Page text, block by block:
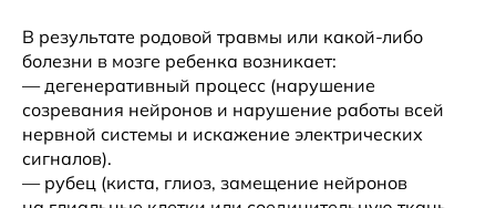
В результате родовой травмы или какой-либо
болезни в мозге ребенка возникает:
— дегенеративный процесс (нарушение
созревания нейронов и нарушение работы всей
нервной системы и искажение электрических
сигналов).
— рубец (киста, глиоз, замещение нейронов